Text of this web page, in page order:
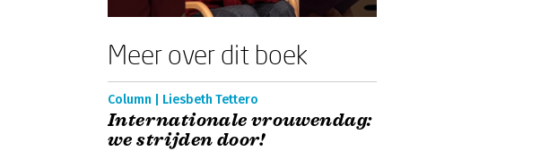
Meer over dit boek
Column | Liesbeth Tettero
Internationale vrouwendag:
we strijden door!